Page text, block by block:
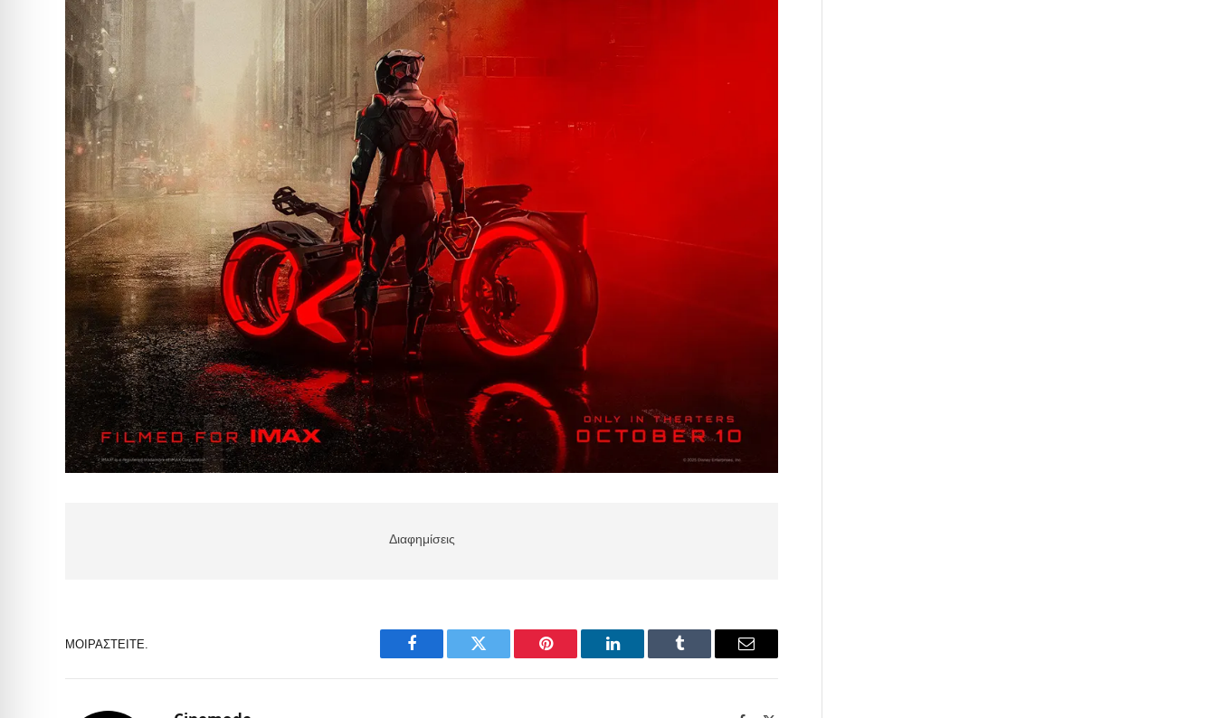
Διαφημίσεις
ΜΟΙΡΑΣΤΕΊΤΕ.
Facebook Twitter Pinterest LinkedIn Tumblr Email